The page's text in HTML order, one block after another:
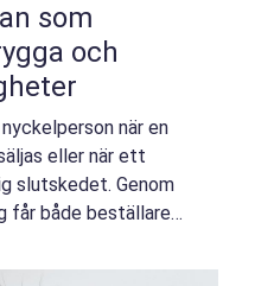
som
och
när en
eller när ett
slutskedet. Genom
får både beställare
En genomtänkt